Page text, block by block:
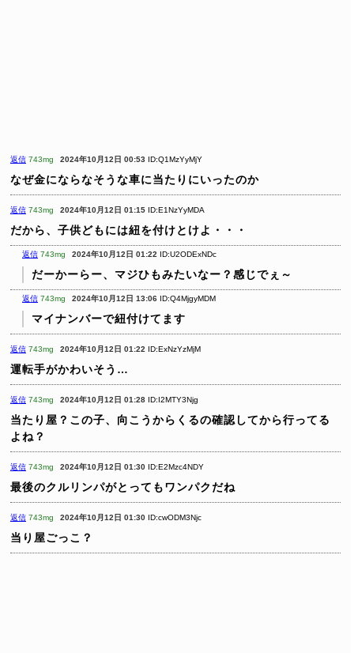
返信 743mg 2024年10月12日 00:53 ID:Q1MzYyMjY
なぜ金にならなそうな車に当たりにいったのか
返信 743mg 2024年10月12日 01:15 ID:E1NzYyMDA
だから、子供どもには紐を付けとけよ・・・
返信 743mg 2024年10月12日 01:22 ID:U2ODExNDc
だーかーらー、マジひもみたいなー？感じでぇ～
返信 743mg 2024年10月12日 13:06 ID:Q4MjgyMDM
マイナンバーで紐付けてます
返信 743mg 2024年10月12日 01:22 ID:ExNzYzMjM
運転手がかわいそう…
返信 743mg 2024年10月12日 01:28 ID:I2MTY3Njg
当たり屋？この子、向こうからくるの確認してから行ってる
よね？
返信 743mg 2024年10月12日 01:30 ID:E2Mzc4NDY
最後のクルリンパがとってもワンパクだね
返信 743mg 2024年10月12日 01:30 ID:cwODM3Njc
当り屋ごっこ？